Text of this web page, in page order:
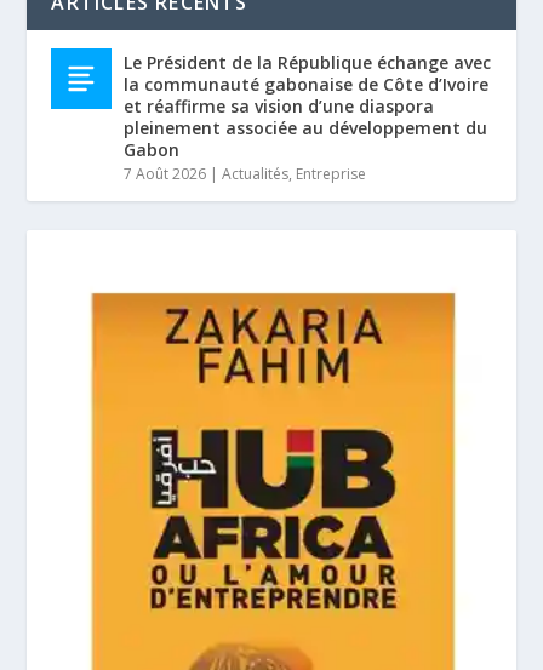
Le Président de la République échange avec
la communauté gabonaise de Côte d’Ivoire
et réaffirme sa vision d’une diaspora
pleinement associée au développement du
Gabon
7 Août 2026 |Actualités, Entreprise